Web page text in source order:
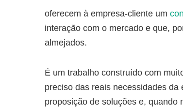
oferecem à empresa-cliente um
interação com o mercado e que,
almejados.
É um trabalho construído com
preciso das reais necessidades
proposição de soluções e, quando